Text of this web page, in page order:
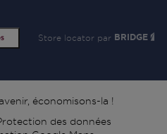
Store locator par BRIDGE
économisons-la !
des données